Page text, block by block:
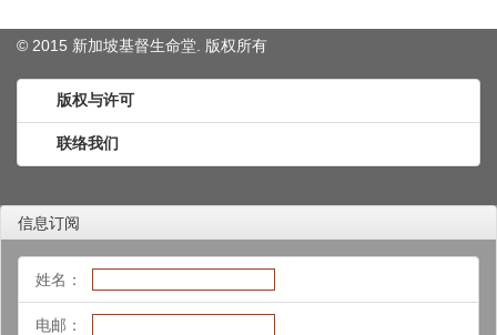
© 2015 新加坡基督生命堂. 版权所有
版权与许可
联络我们
信息订阅
姓名：
电邮：